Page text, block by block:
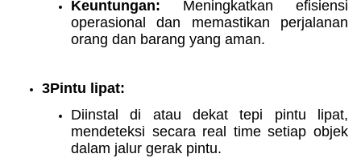
Keuntungan:
Meningkatkan efisiensi
operasional dan memastikan perjalanan
orang dan barang yang aman.
3Pintu lipat:
Diinstal di atau dekat tepi pintu lipat,
mendeteksi secara real time setiap objek
dalam jalur gerak pintu.